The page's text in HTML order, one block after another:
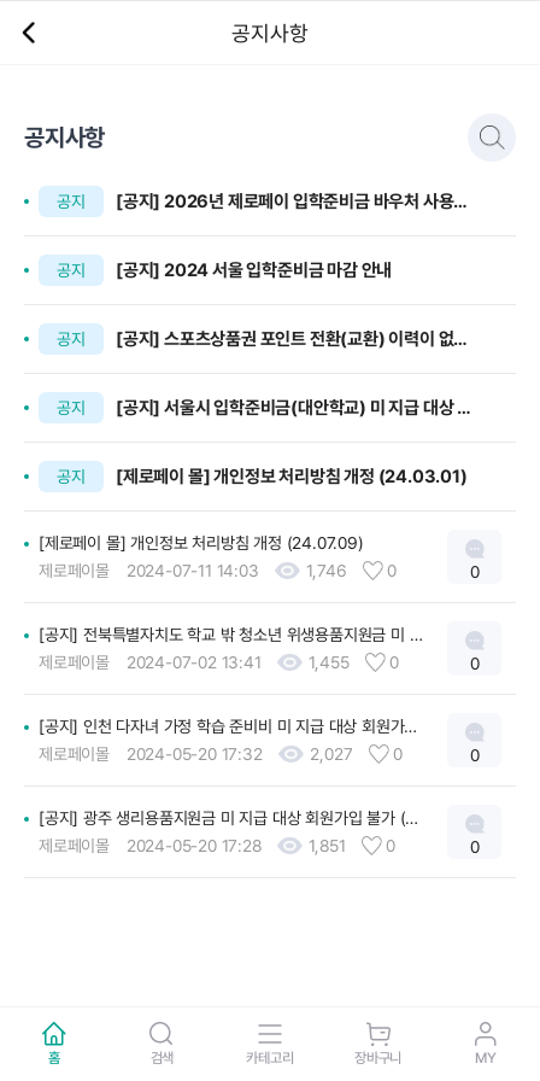
공지사항
공지사항
공지 [공지] 2026년 제로페이 입학준비금 바우처 사용처 안내
공지 [공지] 2024 서울 입학준비금 마감 안내
공지 [공지] 스포츠상품권 포인트 전환(교환) 이력이 없는 대상자 회원가입 불가 (시...
공지 [공지] 서울시 입학준비금(대안학교) 미 지급 대상 회원가입 불가 (시행:24.04.1...
공지 [제로페이 몰] 개인정보 처리방침 개정 (24.03.01)
[제로페이 몰] 개인정보 처리방침 개정 (24.07.09)
제로페이몰
2024-07-11 14:03 1,746 0 0
[공지] 전북특별자치도 학교 밖 청소년 위생용품지원금 미 지급 대상 회원가입 ...
제로페이몰
2024-07-02 13:41 1,455 0 0
[공지] 인천 다자녀 가정 학습 준비비 미 지급 대상 회원가입 불가 (시행:24.05....
제로페이몰
2024-05-20 17:32 2,027 0 0
[공지] 광주 생리용품지원금 미 지급 대상 회원가입 불가 (시행:24.05.16.09:00)
제로페이몰
2024-05-20 17:28 1,851 0 0
홈 검색 카테고리 장바구니 MY